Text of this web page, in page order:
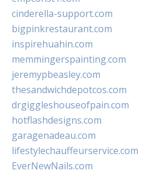
cinderella-support.com
bigpinkrestaurant.com
inspirehuahin.com
memmingerspainting.com
jeremypbeasley.com
thesandwichdepotcos.com
drgiggleshouseofpain.com
hotflashdesigns.com
garagenadeau.com
lifestylechauffeurservice.com
EverNewNails.com